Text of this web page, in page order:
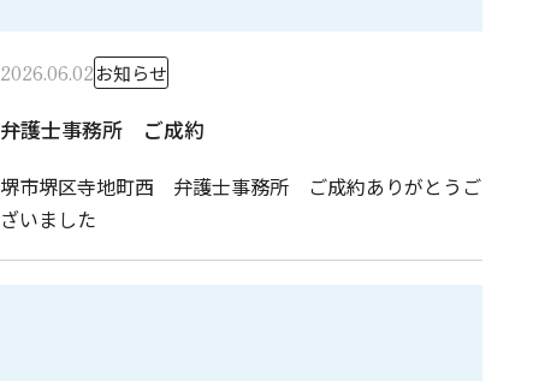
2026.06.02お知らせ
弁護士事務所 ご成約
堺市堺区寺地町西 弁護士事務所 ご成約ありがとうご
ざいました